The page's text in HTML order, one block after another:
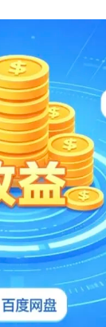
登录
没有账号？立即注册
记住登录